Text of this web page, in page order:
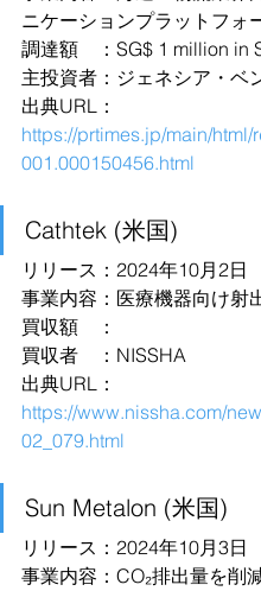
ニケーションプラットフォ
調達額　：SG$ 1 million in
主投資者：ジェネシア・ベ
出典URL：
https://prtimes.jp/main/html/
001.000150456.html
Cathtek (米国)
リリース：2024年10月2日
事業内容：医療機器向け射
買収額　：
買収者　：NISSHA
出典URL：
https://www.nissha.com/
02_079.html
Sun Metalon (米国)
リリース：2024年10月3日
事業内容：CO₂排出量を削